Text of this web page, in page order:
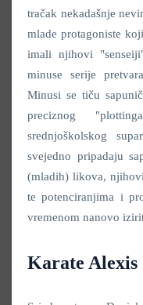
tračak nekadašnje
mlade protagoniste
imali njihovi
minuse serije
Minusi se tiču
preciznog
srednjoškolskog
svejedno pripadaju
(mladih) likova,
te potenciranjima i
vremenom nanovo
Karate Alexis